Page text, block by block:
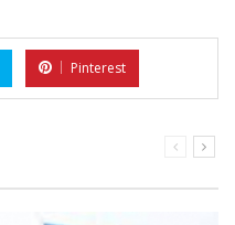
Pinterest